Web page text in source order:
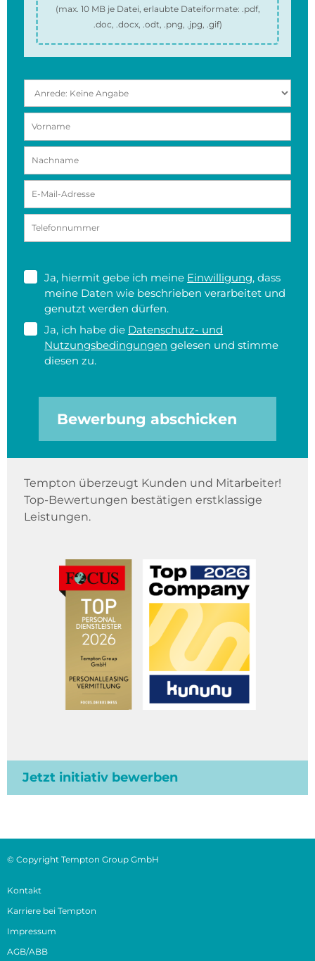
(max. 10 MBje Datei, erlaubte Dateiformate: .pdf,
.doc, .docx, .odt, .png, .jpg, .gif)
Ja, hiermit gebe ich meine Einwilligung, dass
meine Daten wie beschrieben verarbeitet und
genutzt werden dürfen.
Ja, ich habe die Datenschutz- und
Nutzungsbedingungen gelesen und stimme
diesen zu.
Bewerbung abschicken
Tempton überzeugt Kunden und Mitarbeiter!
Top-Bewertungen bestätigen erstklassige
Leistungen.
Jetzt initiativ bewerben
© Copyright Tempton Group GmbH
Kontakt
Karriere bei Tempton
Impressum
AGB/ABB